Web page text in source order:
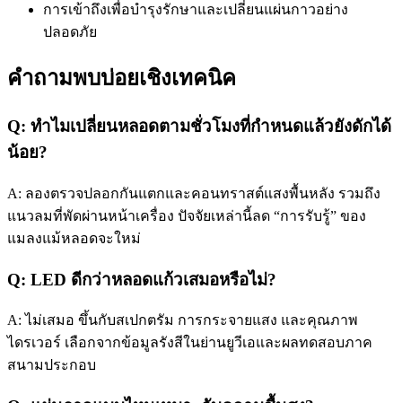
การเข้าถึงเพื่อบำรุงรักษาและเปลี่ยนแผ่นกาวอย่าง
ปลอดภัย
คำถามพบบ่อยเชิงเทคนิค
Q: ทำไมเปลี่ยนหลอดตามชั่วโมงที่กำหนดแล้วยังดักได้
น้อย?
A: ลองตรวจปลอกกันแตกและคอนทราสต์แสงพื้นหลัง รวมถึง
แนวลมที่พัดผ่านหน้าเครื่อง ปัจจัยเหล่านี้ลด “การรับรู้” ของ
แมลงแม้หลอดจะใหม่
Q: LED ดีกว่าหลอดแก้วเสมอหรือไม่?
A: ไม่เสมอ ขึ้นกับสเปกตรัม การกระจายแสง และคุณภาพ
ไดรเวอร์ เลือกจากข้อมูลรังสีในย่านยูวีเอและผลทดสอบภาค
สนามประกอบ